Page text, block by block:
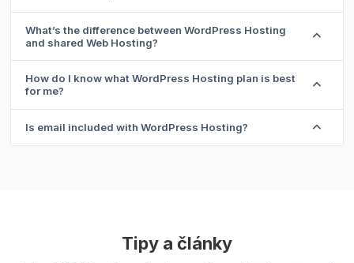
What’s the difference between WordPress Hosting
and shared Web Hosting?
How do I know what WordPress Hosting plan is best
for me?
Is email included with WordPress Hosting?
Tipy a články